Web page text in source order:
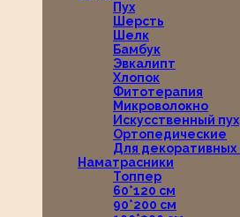
Пух
Шерсть
Шелк
Бамбук
Эвкалипт
Хлопок
Фитотерапия
Микроволокно
Искусственный пух
Ортопедические
Для декоративных
Наматрасники
Топпер
60*120 см
90*200 см